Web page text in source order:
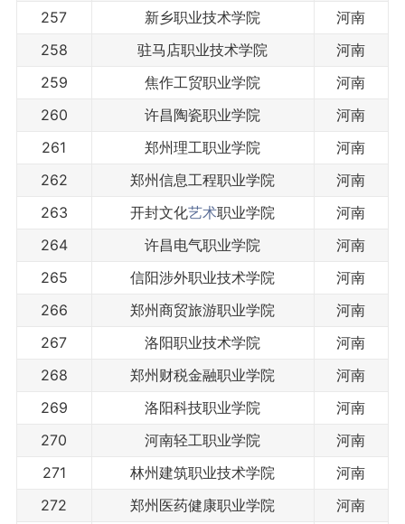
257
新乡职业技术学院
河南
258
驻马店职业技术学院
河南
259
焦作工贸职业学院
河南
260
许昌陶瓷职业学院
河南
261
郑州理工职业学院
河南
262
郑州信息工程职业学院
河南
263
开封文化艺术职业学院
河南
264
许昌电气职业学院
河南
265
信阳涉外职业技术学院
河南
266
郑州商贸旅游职业学院
河南
267
洛阳职业技术学院
河南
268
郑州财税金融职业学院
河南
269
洛阳科技职业学院
河南
270
河南轻工职业学院
河南
271
林州建筑职业技术学院
河南
272
郑州医药健康职业学院 河南